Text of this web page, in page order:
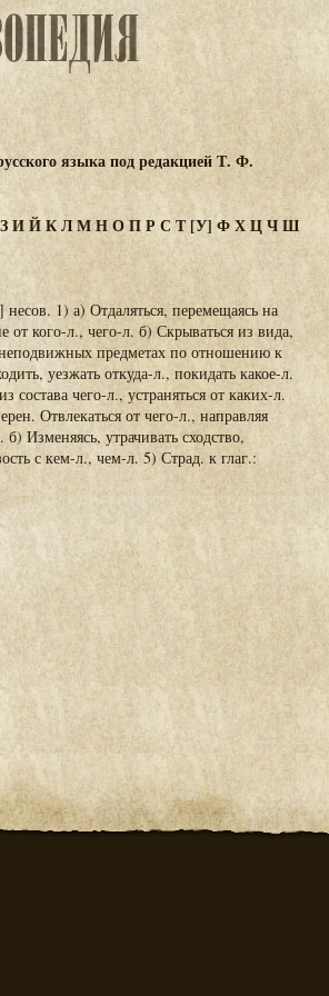
языка под редакцией Т. Ф.
ЗИЙКЛМНОПР С Т[У] ФХЦЧШ
несов. 1) а) Отдаляться, перемещаясь на
от кого-л., чего-л. б) Скрываться из вида,
предметах по отношению к
уезжать откуда-л., покидать какое-л.
состава чего-л., устраняться от каких-л.
Отвлекаться от чего-л., направляя
Изменяясь, утрачивать сходство,
с кем-л., чем-л. 5) Страд. к глаг.: